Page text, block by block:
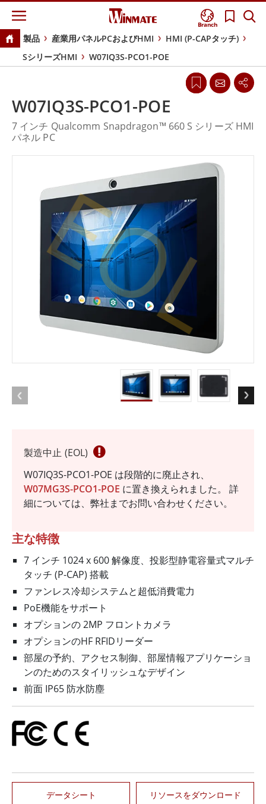
Branch
製品 産業用パネルPCおよびHMI
HMI (P-CAPタッチ)
SシリーズHMI
W07IQ3S-PCO1-POE
製造中止 (EOL)
W07IQ3S-PCO1-POE は段階的に廃止され、
W07MG3S-PCO1-POE に置き換えられました。 詳
細については、弊社までお問い合わせください。
主な特徴
7 インチ 1024 x 600 解像度、投影型静電容量式マルチ
タッチ (P-CAP) 搭載
ファンレス冷却システムと超低消費電力
PoE機能をサポート
オプションの 2MP フロントカメラ
オプションのHF RFIDリーダー
部屋の予約、アクセス制御、部屋情報アプリケーショ
ンのためのスタイリッシュなデザイン
前面 IP65 防水防塵
データシート
リソースをダウンロード
W07IQ3S-PCO1-POE
7 インチ Qualcomm Snapdragon™ 660 S シリーズ HMI
パネル PC
EOL